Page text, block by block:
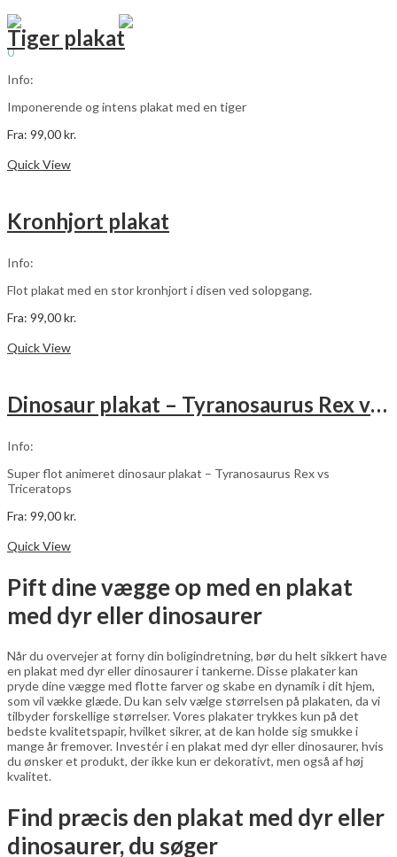
Search
0
varianter.
Mulighederne
varesiden
Tiger plakat
Info:
Imponerende og intens plakat med en tiger
Fra: 99,00kr.
Mulighederne
varesiden
Quick View
Kronhjort plakat
Info:
Flot plakat med en stor kronhjort i disen ved solopgang.
Fra: 99,00kr.
Mulighederne
varesiden
Quick View
Dinosaur plakat – Tyranosaurus Rex vs Triceratops
Info:
Super flot animeret dinosaur plakat – Tyranosaurus Rex vs
Triceratops
Fra: 99,00kr.
varianter.
Mulighederne
kan
på
varesiden
Quick View
Pift dine vægge op med en plakat
med dyr eller dinosaurer
Når du overvejer at forny din boligindretning, bør du helt sikkert have
en plakat med dyr eller dinosaurer i tankerne. Disse plakater kan
pryde dine vægge med flotte farver og skabe en dynamik i dit hjem,
som vil vække glæde. Du kan selv vælge størrelsen på plakaten, da vi
tilbyder forskellige størrelser. Vores plakater trykkes kun på det
bedste kvalitetspapir, hvilket sikrer, at de kan holde sig smukke i
mange år fremover. Investér i en plakat med dyr eller dinosaurer, hvis
du ønsker et produkt, der ikke kun er dekorativt, men også af høj
kvalitet.
Find præcis den plakat med dyr eller
dinosaurer, du søger